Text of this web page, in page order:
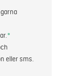
*
eller sms.